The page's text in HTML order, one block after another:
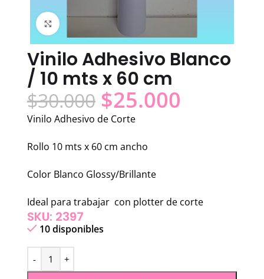
Click to enlarge
Vinilo Adhesivo Blanco
/ 10 mts x 60 cm
$30.000 $25.000
Vinilo Adhesivo de Corte
Rollo 10 mts x 60 cm ancho
Color Blanco Glossy/Brillante
Ideal para trabajar con plotter de corte
SKU: 2397
10 disponibles